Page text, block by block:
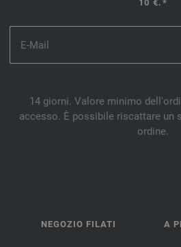
10 €.*
14 giorni. Valore minimo
accesso. È possibile riscattare un
ordine.
NEGOZIO FILATI
A